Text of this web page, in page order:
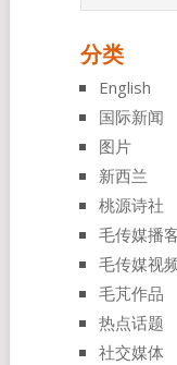
分类
English
国际新闻
图片
新西兰
桃源诗社
毛传媒播
毛传媒视
毛芃作品
热点话题
社交媒体